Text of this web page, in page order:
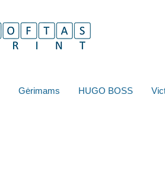
Gėrimams HUGO BOSS